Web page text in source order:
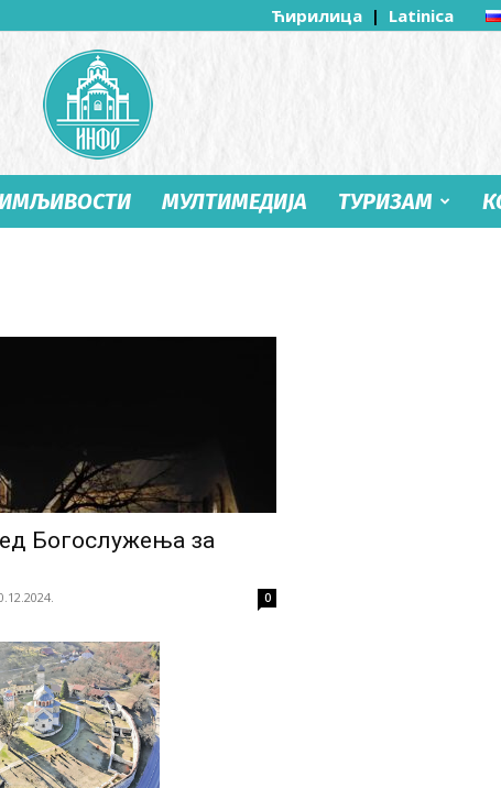
Ћирилица | Latinica
Студеница
МУЛТИМЕДИЈА ТУРИЗАМ
Богослужења за
0